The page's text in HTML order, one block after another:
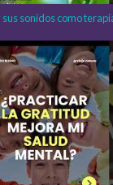
sonidos como